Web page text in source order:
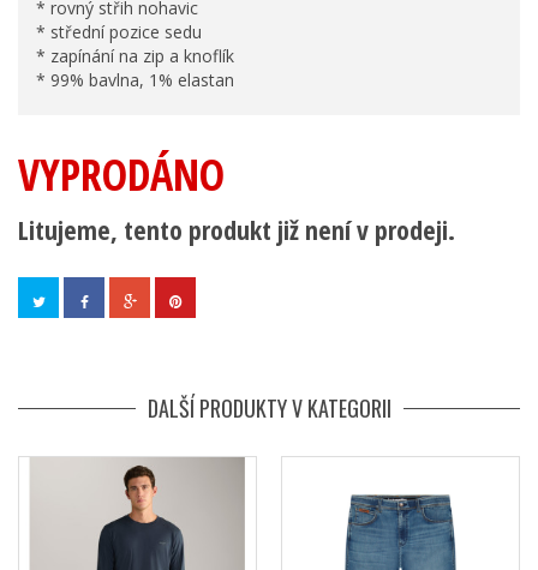
* rovný střih nohavic
* střední pozice sedu
* zapínání na zip a knoflík
* 99% bavlna, 1% elastan
VYPRODÁNO
Litujeme, tento produkt již není v prodeji.
DALŠÍ PRODUKTY V KATEGORII